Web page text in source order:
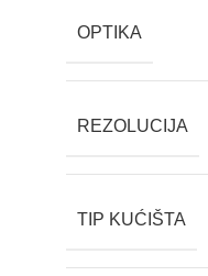
OPTIKA
REZOLUCIJA
TIP KUĆIŠTA